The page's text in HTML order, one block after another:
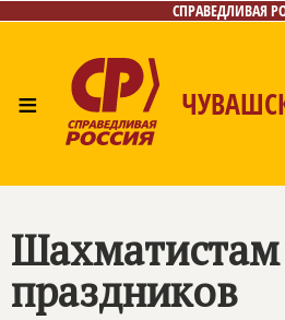
СПРАВЕДЛИВАЯ
≡
праздников